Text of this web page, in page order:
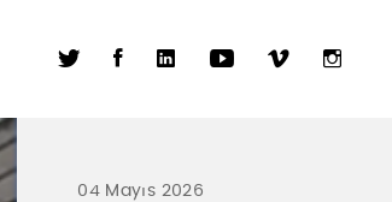
04 Mayıs 2026